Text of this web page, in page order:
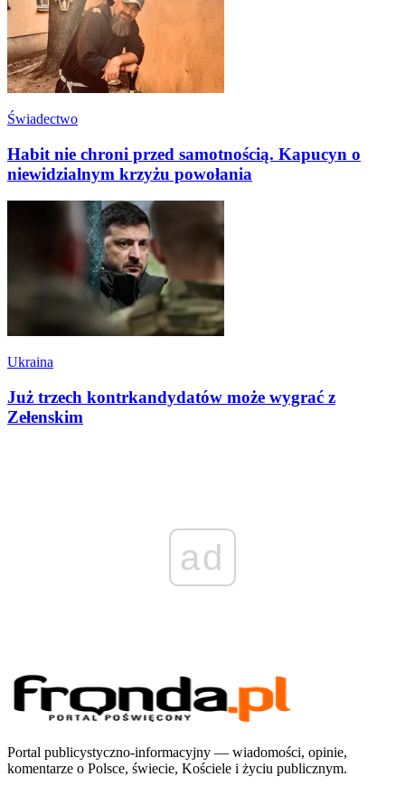
Świadectwo
Habit nie chroni przed samotnością. Kapucyn o
niewidzialnym krzyżu powołania
Ukraina
Już trzech kontrkandydatów może wygrać z
Zełenskim
ad
Portal publicystyczno-informacyjny — wiadomości, opinie,
komentarze o Polsce, świecie, Kościele i życiu publicznym.